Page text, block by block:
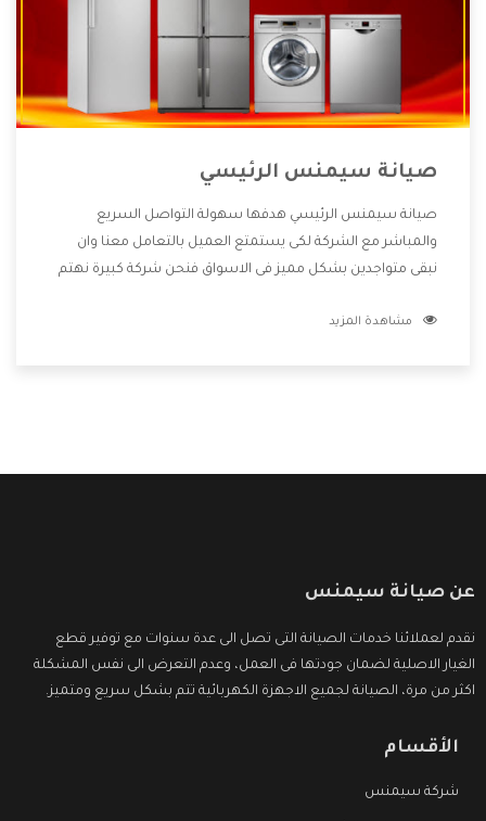
صيانة سيمنس الرئيسي
صيانة سيمنس الرئيسي هدفها سهولة التواصل السريع
والمباشر مع الشركة لكى يستمتع العميل بالتعامل معنا وان
نبقى متواجدين بشكل مميز فى الاسواق فنحن شركة كبيرة نهتم
الشركة بها والتى تكون منها خدمة الصيانة التى تكون من أهم
مشاهدة المزيد
عن صيانة سيمنس
نقدم لعملائنا خدمات الصيانة التى تصل الى عدة سنوات مع توفير قطع
الغيار الاصلية لضمان جودتها فى العمل، وعدم التعرض الى نفس المشكلة
اكثر من مرة، الصيانة لجميع الاجهزة الكهربائية تتم بشكل سريع ومتميز.
الأقسام
شركة سيمنس